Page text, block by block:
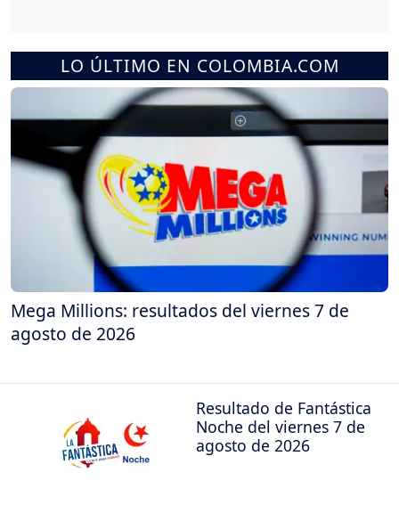
LO ÚLTIMO EN COLOMBIA.COM
Mega Millions: resultados del viernes 7 de
agosto de 2026
Resultado de Fantástica
Noche del viernes 7 de
agosto de 2026